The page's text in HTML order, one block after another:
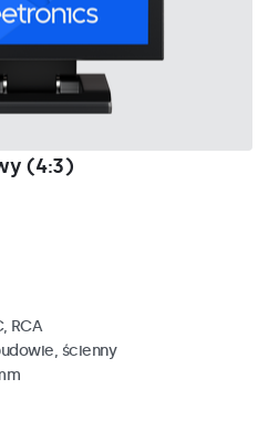
(4:3)
RCA
ścienny